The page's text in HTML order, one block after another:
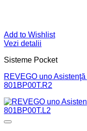
Add to Wishlist
Vezi detalii
Sisteme Pocket
REVEGO uno
801BP00T.R2